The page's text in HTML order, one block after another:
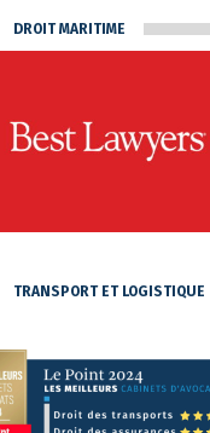
DROIT MARITIME
TRANSPORT ET LOGISTIQUE